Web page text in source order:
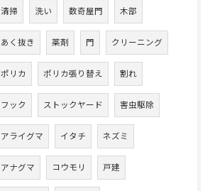
清掃 洗い 数奇屋門 木部
あく抜き 薬剤 門 クリーニング
ポリカ ポリカ張り替え 割れ
フック ストックヤード 害虫駆除
アライグマ イタチ ネズミ
アナグマ コウモリ 戸建